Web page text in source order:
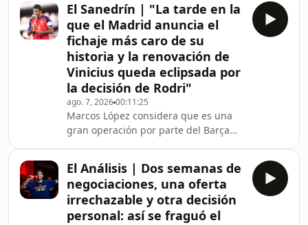
El Sanedrín | "La tarde en la
que el Madrid anuncia el
fichaje más caro de su
historia y la renovación de
Vinicius queda eclipsada por
la decisión de Rodri"
ago. 7, 202600:11:25
Marcos López considera que es una
gran operación por parte del Barça
El Análisis | Dos semanas de
negociaciones, una oferta
irrechazable y otra decisión
personal: así se fraguó el